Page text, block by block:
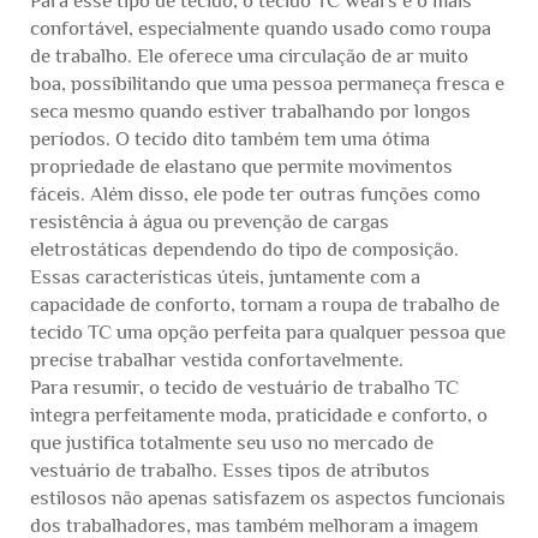
confortável, especialmente quando usado como roupa
de trabalho. Ele oferece uma circulação de ar muito
boa, possibilitando que uma pessoa permaneça fresca e
seca mesmo quando estiver trabalhando por longos
períodos. O tecido dito também tem uma ótima
propriedade de elastano que permite movimentos
fáceis. Além disso, ele pode ter outras funções como
resistência à água ou prevenção de cargas
eletrostáticas dependendo do tipo de composição.
Essas características úteis, juntamente com a
capacidade de conforto, tornam a roupa de trabalho de
tecido TC uma opção perfeita para qualquer pessoa que
precise trabalhar vestida confortavelmente.
Para resumir, o tecido de vestuário de trabalho TC
integra perfeitamente moda, praticidade e conforto, o
que justifica totalmente seu uso no mercado de
vestuário de trabalho. Esses tipos de atributos
estilosos não apenas satisfazem os aspectos funcionais
dos trabalhadores, mas também melhoram a imagem